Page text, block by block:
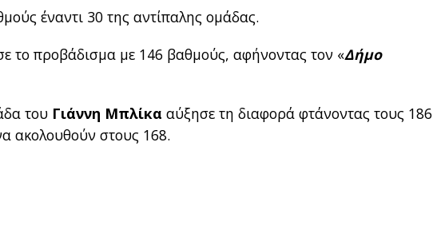
έναντι 30 της αντίπαλης ομάδας.
το προβάδισμα με 146 βαθμούς, αφήνοντας τον «Δήμο
του Γιάννη Μπλίκα αύξησε τη διαφορά φτάνοντας τους 186
ακολουθούν στους 168.